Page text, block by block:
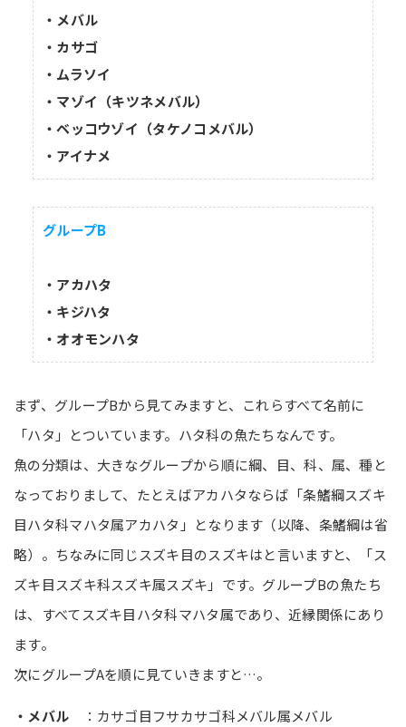
・メバル
・カサゴ
・ムラソイ
・マゾイ（キツネメバル）
・ベッコウゾイ（タケノコメバル）
・アイナメ
グループB
・アカハタ
・キジハタ
・オオモンハタ
まず、グループBから見てみますと、これらすべて名前に
「ハタ」とついています。ハタ科の魚たちなんです。
魚の分類は、大きなグループから順に綱、目、科、属、種と
なっておりまして、たとえばアカハタならば「条鰭綱スズキ
目ハタ科マハタ属アカハタ」となります（以降、条鰭綱は省
略）。ちなみに同じスズキ目のスズキはと言いますと、「ス
ズキ目スズキ科スズキ属スズキ」です。グループBの魚たち
は、すべてスズキ目ハタ科マハタ属であり、近縁関係にあり
ます。
次にグループAを順に見ていきますと…。
・メバル ：カサゴ目フサカサゴ科メバル属メバル